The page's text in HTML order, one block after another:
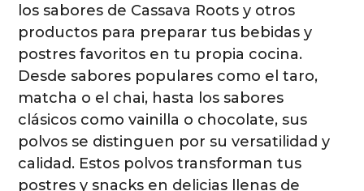
los sabores de Cassava Roots y otros
productos para preparar tus bebidas y
postres favoritos en tu propia cocina.
Desde sabores populares como el taro,
matcha o el chai, hasta los sabores
clásicos como vainilla o chocolate, sus
polvos se distinguen por su versatilidad y
calidad. Estos polvos transforman tus
postres y snacks en delicias llenas de